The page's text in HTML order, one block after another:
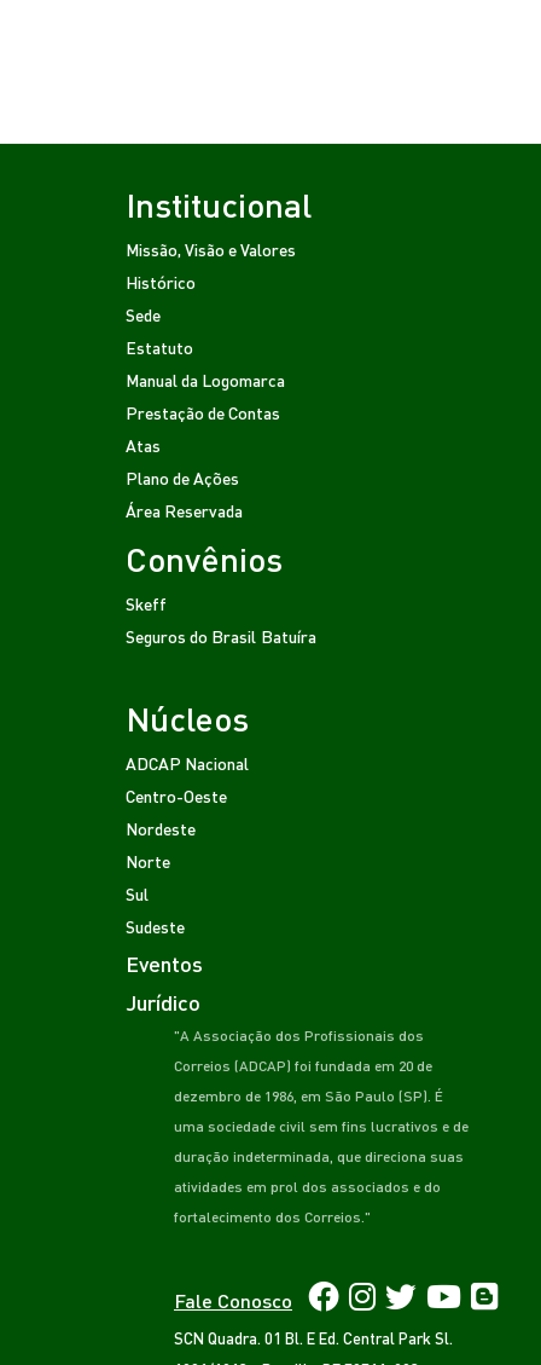
Institucional
Missão, Visão e Valores
Histórico
Sede
Estatuto
Manual da Logomarca
Prestação de Contas
Atas
Plano de Ações
Área Reservada
Convênios
Skeff
Seguros do Brasil Batuíra
Núcleos
ADCAP Nacional
Centro-Oeste
Nordeste
Norte
Sul
Sudeste
Eventos
Jurídico
"A Associação dos Profissionais dos
Correios (ADCAP) foi fundada em 20 de
dezembro de 1986, em São Paulo (SP). É
uma sociedade civil sem fins lucrativos e de
duração indeterminada, que direciona suas
atividades em prol dos associados e do
fortalecimento dos Correios."
Fale Conosco
SCN Quadra. 01 Bl. E Ed. Central Park Sl.